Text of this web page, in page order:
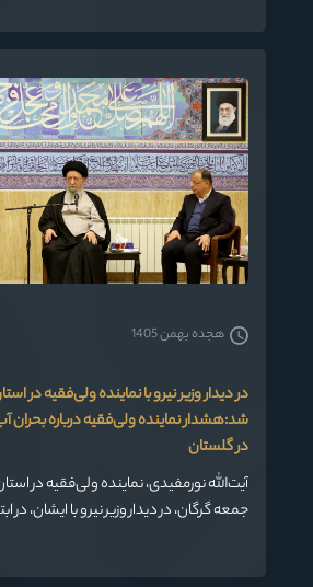
در دیدار وزیر نیرو با نماینده ولی‌فقیه در
شد:هشدار نماینده ولی‌فقیه درباره
در گلستان
آیت‌الله نورمفیدی، نماینده ولی‌فقیه در
جمعه گرگان، در دیدار وزیر نیرو با ایشان، در
هجده بهمن 1405